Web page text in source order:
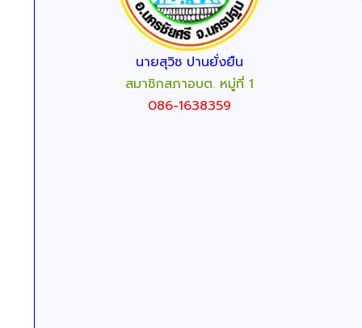
นายสุวิช ปานยั่งยืน
สมาชิกสภาอบต. หมู่ที่ 1
086-1638359